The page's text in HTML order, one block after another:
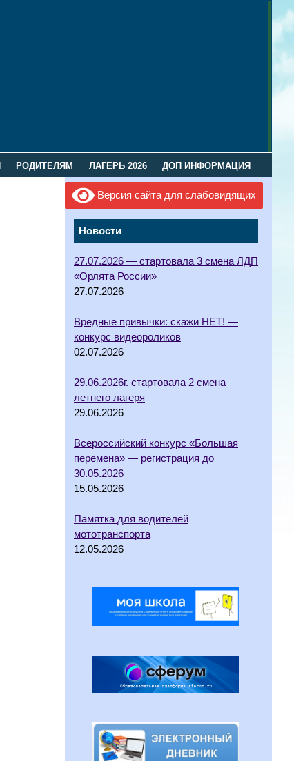
РОДИТЕЛЯМ ЛАГЕРЬ 2026 ДОП ИНФОРМАЦИЯ
Версия сайта для слабовидящих
Новости
27.07.2026 — стартовала 3 смена ЛДП
«Орлята России»
27.07.2026
Вредные привычки: скажи НЕТ! —
конкурс видеороликов
02.07.2026
29.06.2026г. стартовала 2 смена
летнего лагеря
29.06.2026
Всероссийский конкурс «Большая
перемена» — регистрация до
30.05.2026
15.05.2026
Памятка для водителей
мототранспорта
12.05.2026